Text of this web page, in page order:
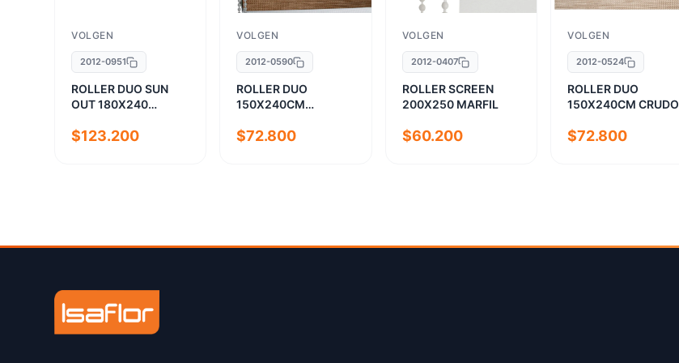
VOLGEN
2012-0951
ROLLER DUO SUN
OUT 180X240
$123.200
VOLGEN
2012-0590
ROLLER DUO
150X240CM
$72.800
VOLGEN
2012-0407
ROLLER SCREEN
200X250 MARFIL
$60.200
VOLGEN
2012-0524
ROLLER DUO
150X240CM CRUDO
$72.800